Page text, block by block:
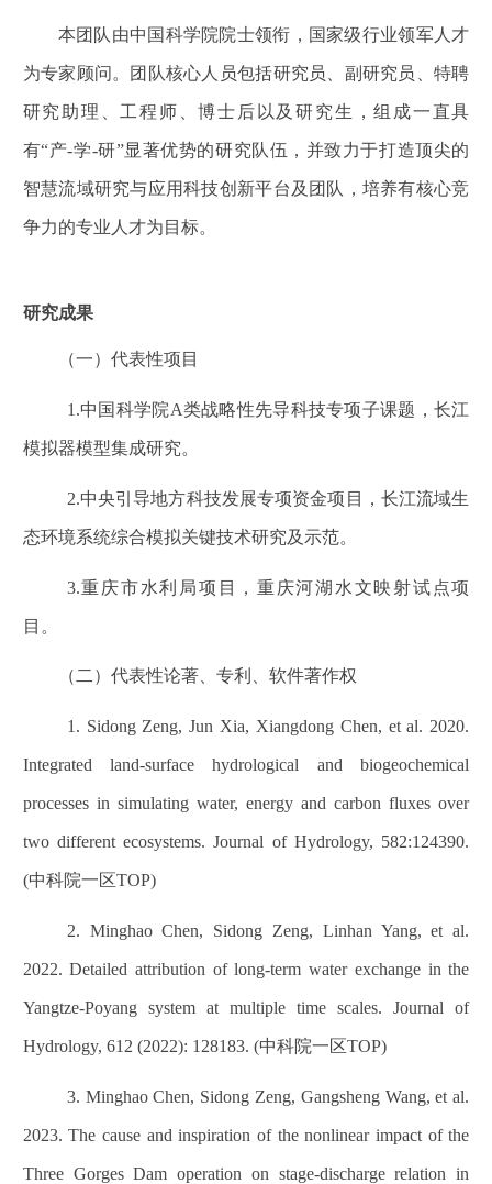
本团队由中国科学院院士领衔，国家级行业领军人才
为专家顾问。团队核心人员包括研究员、副研究员、特聘
研究助理、工程师、博士后以及研究生，组成一直具
有“产-学-研”显著优势的研究队伍，并致力于打造顶尖的
智慧流域研究与应用科技创新平台及团队，培养有核心竞
争力的专业人才为目标。
研究成果
（一）代表性项目
1.中国科学院A类战略性先导科技专项子课题，长江
模拟器模型集成研究。
2.中央引导地方科技发展专项资金项目，长江流域生
态环境系统综合模拟关键技术研究及示范。
3.重庆市水利局项目，重庆河湖水文映射试点项
目。
（二）代表性论著、专利、软件著作权
1. Sidong Zeng, Jun Xia, Xiangdong Chen, et al. 2020.
Integrated land-surface hydrological and biogeochemical
processes in simulating water, energy and carbon fluxes over
two different ecosystems. Journal of Hydrology, 582:124390.
(中科院一区TOP)
2. Minghao Chen, Sidong Zeng, Linhan Yang, et al.
2022. Detailed attribution of long-term water exchange in the
Yangtze-Poyang system at multiple time scales. Journal of
Hydrology, 612 (2022): 128183. (中科院一区TOP)
3. Minghao Chen, Sidong Zeng, Gangsheng Wang, et al.
2023. The cause and inspiration of the nonlinear impact of the
Three Gorges Dam operation on stage-discharge relation in